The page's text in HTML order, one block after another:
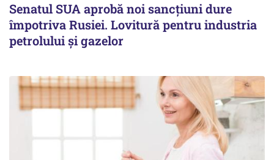
Senatul SUA aprobă noi sancțiuni dure
împotriva Rusiei. Lovitură pentru industria
petrolului și gazelor